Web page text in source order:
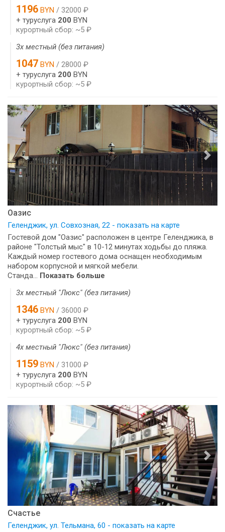
1196 BYN / 32000 ₽
+ туруслуга 200 BYN
курортный сбор: ~5 ₽
3х местный (без питания)
1047 BYN / 28000 ₽
+ туруслуга 200 BYN
курортный сбор: ~5 ₽
Оазис
Геленджик, ул. Совхозная, 22 - показать на карте
Гостевой дом "Оазис" расположен в центре Геленджика, в
районе "Толстый мыс" в 10-12 минутах ходьбы до пляжа.
Каждый номер гостевого дома оснащен необходимым
набором корпусной и мягкой мебели.
Станда... Показать больше
3х местный "Люкс" (без питания)
1346 BYN / 36000 ₽
+ туруслуга 200 BYN
курортный сбор: ~5 ₽
4х местный "Люкс" (без питания)
1159 BYN / 31000 ₽
+ туруслуга 200 BYN
курортный сбор: ~5 ₽
Счастье
Геленджик, ул. Тельмана, 60 - показать на карте